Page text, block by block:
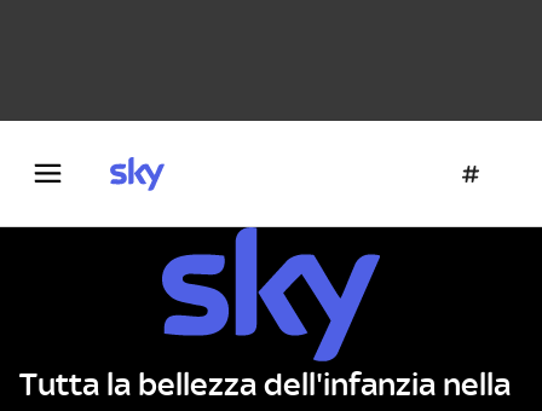
Tutta la bellezza dell'infanzia nella